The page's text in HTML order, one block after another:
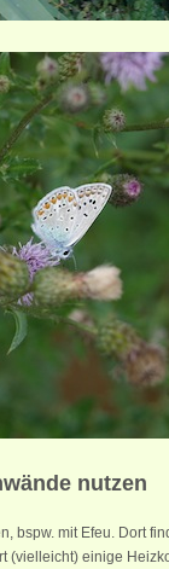
nutzen
bspw. mit Efeu. Dort
(vielleicht) einige